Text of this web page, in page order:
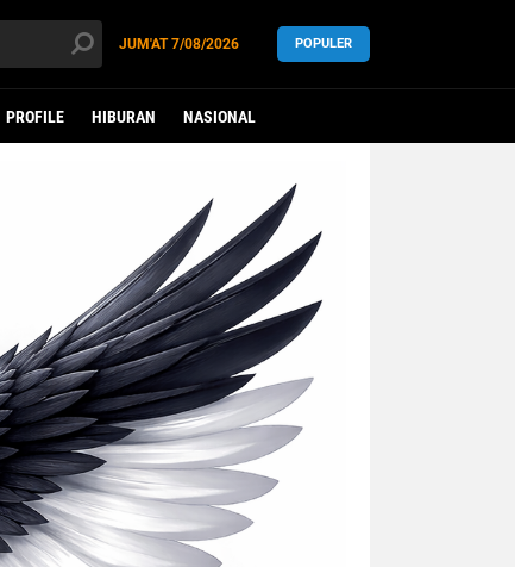
JUM'AT7/08/2026 POPULER
PROFILE HIBURAN NASIONAL